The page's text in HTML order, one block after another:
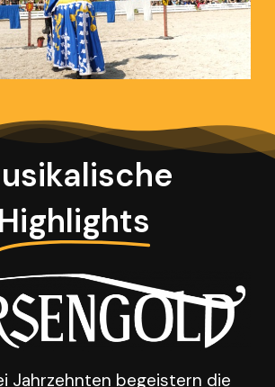
Highlights
Jahrzehnten begeistern die